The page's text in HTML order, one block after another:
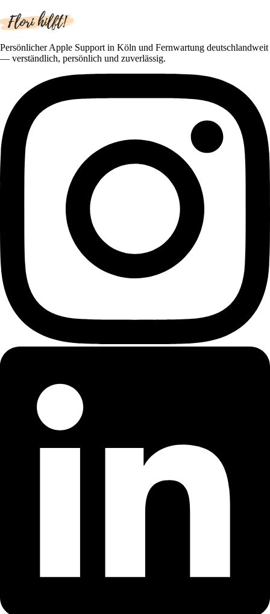
Persönlicher Apple Support in Köln und Fernwartung deutschlandweit
— verständlich, persönlich und zuverlässig.